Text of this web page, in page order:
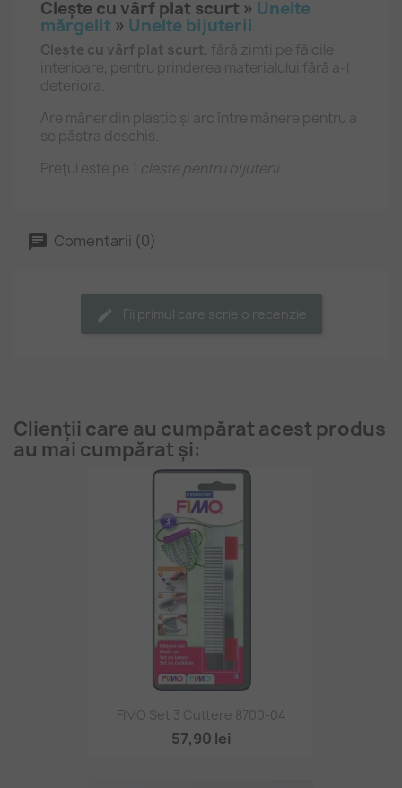
Clește cu vârf plat scurt » Unelte
mărgelit » Unelte bijuterii
Clește cu vârf plat scurt, fără zimți pe fălcile
interioare, pentru prinderea materialului fără a-l
deteriora.
Are mâner din plastic și arc între mânere pentru a
se păstra deschis.
Prețul este pe 1 clește pentru bijuterii.
Comentarii (0)
Fii primul care scrie o recenzie
Clienții care au cumpărat acest produs
au mai cumpărat și:
FIMO Set 3 Cuttere 8700-04
57,90 lei